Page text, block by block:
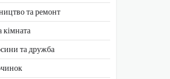
та ремонт
та дружба